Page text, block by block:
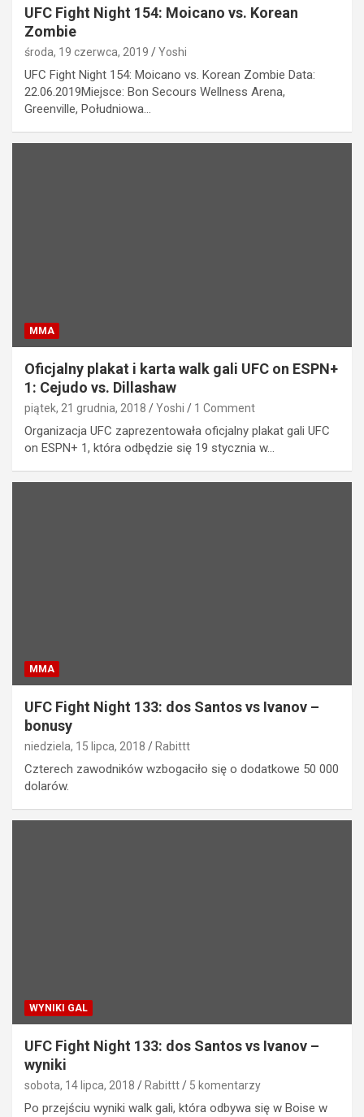
UFC Fight Night 154: Moicano vs. Korean
Zombie
środa, 19 czerwca, 2019 Yoshi
UFC Fight Night 154: Moicano vs. Korean Zombie Data:
22.06.2019Miejsce: Bon Secours Wellness Arena,
Greenville, Południowa…
MMA
Oficjalny plakat i karta walk gali UFC on ESPN+
1: Cejudo vs. Dillashaw
piątek, 21 grudnia, 2018 Yoshi 1 Comment
Organizacja UFC zaprezentowała oficjalny plakat gali UFC
on ESPN+ 1, która odbędzie się 19 stycznia w…
MMA
UFC Fight Night 133: dos Santos vs Ivanov –
bonusy
niedziela, 15 lipca, 2018 Rabittt
Czterech zawodników wzbogaciło się o dodatkowe 50 000
dolarów.
WYNIKI GAL
UFC Fight Night 133: dos Santos vs Ivanov –
wyniki
sobota, 14 lipca, 2018 Rabittt 5 komentarzy
Po przejściu wyniki walk gali, która odbywa się w Boise w